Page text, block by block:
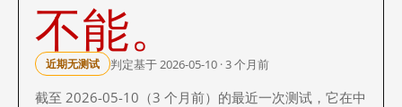
不能。
近期无测试 判定基于 2026-05-10 · 3 个月前
截至 2026-05-10（3 个月前）的最近一次测试，它在中